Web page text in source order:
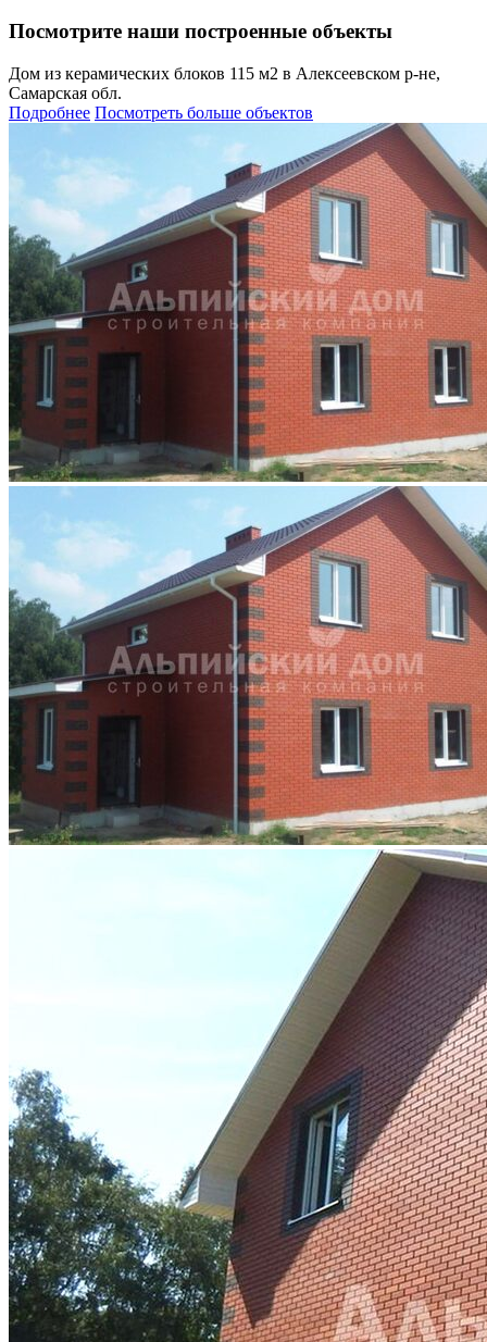
Посмотрите наши построенные объекты
Дом из керамических блоков 115 м2 в Алексеевском р-не,
Самарская обл.
Подробнее Посмотреть больше объектов